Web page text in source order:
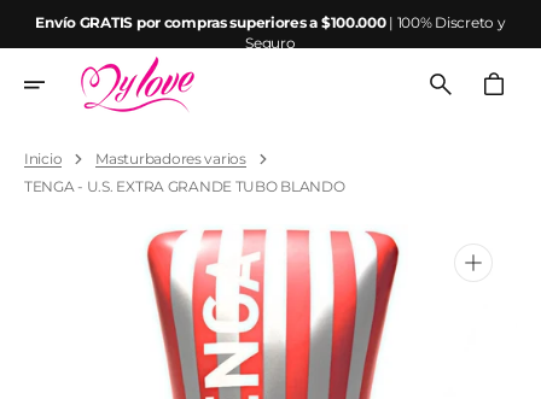
directamente
al
contenido
Envío GRATIS por compras superiores a $100.000| 100% Discreto y
Seguro
Carrito
Inicio
Masturbadores varios
TENGA - U.S. EXTRA GRANDE TUBO BLANDO